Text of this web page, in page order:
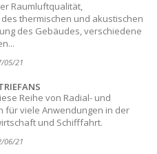
Raumluftqualität,
thermischen und akustischen
des Gebäudes, verschiedene
05/21
Reihe von Radial- und
für viele Anwendungen in der
und Schifffahrt.
06/21